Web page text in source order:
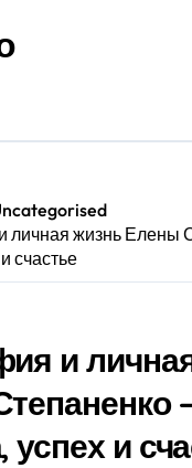
личная жизнь Елены
счастье
и
успех и